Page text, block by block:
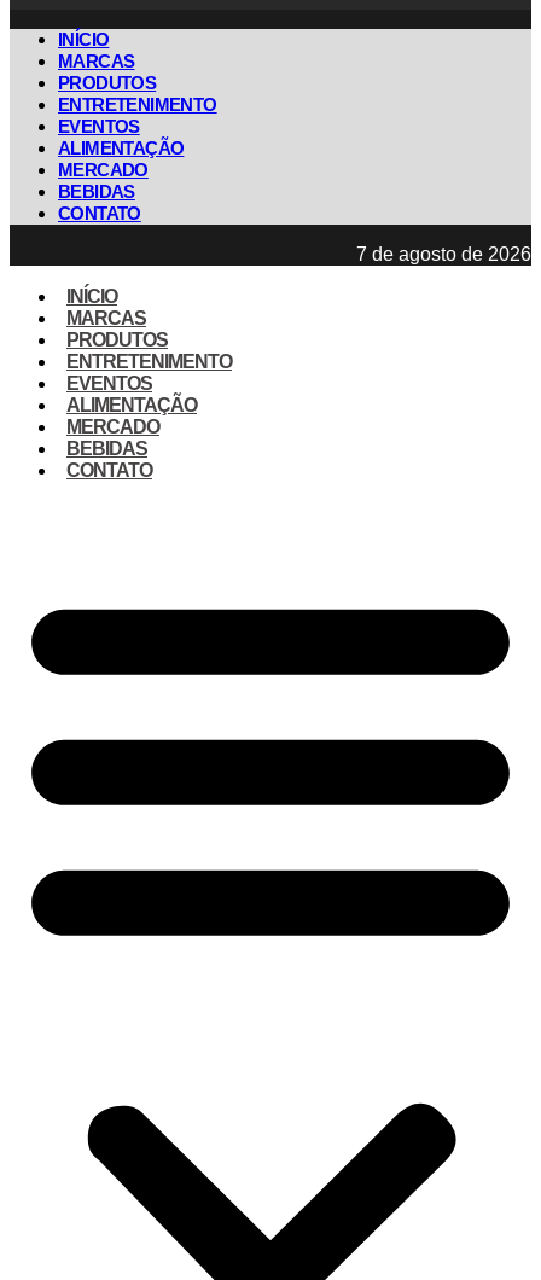
INÍCIO
MARCAS
PRODUTOS
ENTRETENIMENTO
EVENTOS
ALIMENTAÇÃO
MERCADO
BEBIDAS
CONTATO
7 de agosto de 2026
INÍCIO
MARCAS
PRODUTOS
ENTRETENIMENTO
EVENTOS
ALIMENTAÇÃO
MERCADO
BEBIDAS
CONTATO